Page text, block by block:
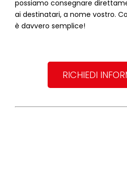
possiamo consegnare
ai destinatari, a nome vostro.
è davvero semplice!
RICHIEDI